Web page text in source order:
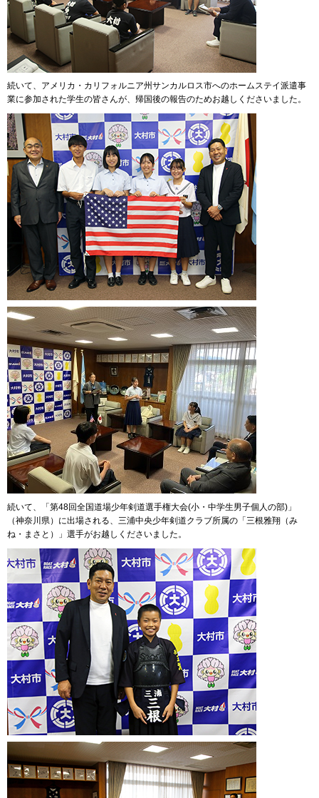
続いて、アメリカ・カリフォルニア州サンカルロス市へのホームステイ派遣事
業に参加された学生の皆さんが、帰国後の報告のためお越しくださいました。
続いて、「第48回全国道場少年剣道選手権大会(小・中学生男子個人の部)」
（神奈川県）に出場される、三浦中央少年剣道クラブ所属の「三根雅翔（み
ね・まさと）」選手がお越しくださいました。